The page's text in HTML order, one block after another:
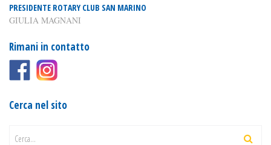
PRESIDENTE ROTARY CLUB SAN MARINO
GIULIA MAGNANI
Rimani in contatto
Cerca nel sito
Cerca...